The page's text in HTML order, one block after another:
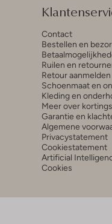
Contact
Bestellen en
Ruilen en
Retour aanmelden
Schoenmaat en
Kleding en
Meer over
Garantie en
Algemene
Privacystatement
Cookiestatement
Artificial
Cookies